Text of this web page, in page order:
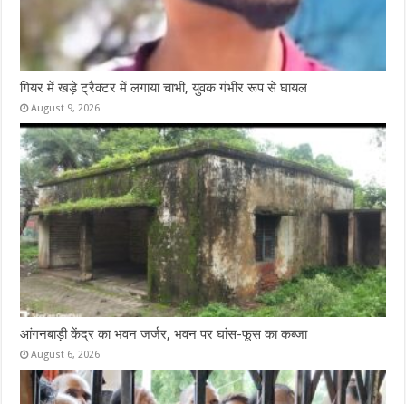
गियर में खड़े ट्रैक्टर में लगाया चाभी, युवक गंभीर रूप से घायल
August 9, 2026
आंगनबाड़ी केंद्र का भवन जर्जर, भवन पर घांस-फूस का कब्जा
August 6, 2026